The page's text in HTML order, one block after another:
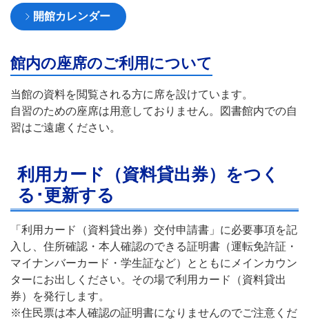
開館カレンダー
館内の座席のご利用について
当館の資料を閲覧される方に席を設けています。
自習のための座席は用意しておりません。図書館内での自
習はご遠慮ください。
利用カード（資料貸出券）をつく
る･更新する
「利用カード（資料貸出券）交付申請書」に必要事項を記
入し、住所確認・本人確認のできる証明書（運転免許証・
マイナンバーカード・学生証など）とともにメインカウン
ターにお出しください。その場で利用カード（資料貸出
券）を発行します。
※住民票は本人確認の証明書になりませんのでご注意くだ